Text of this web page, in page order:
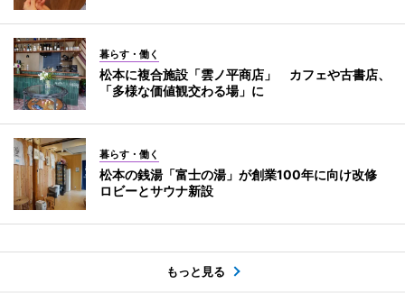
暮らす・働く
松本に複合施設「雲ノ平商店」 カフェや古書店、
「多様な価値観交わる場」に
暮らす・働く
松本の銭湯「富士の湯」が創業100年に向け改修
ロビーとサウナ新設
もっと見る